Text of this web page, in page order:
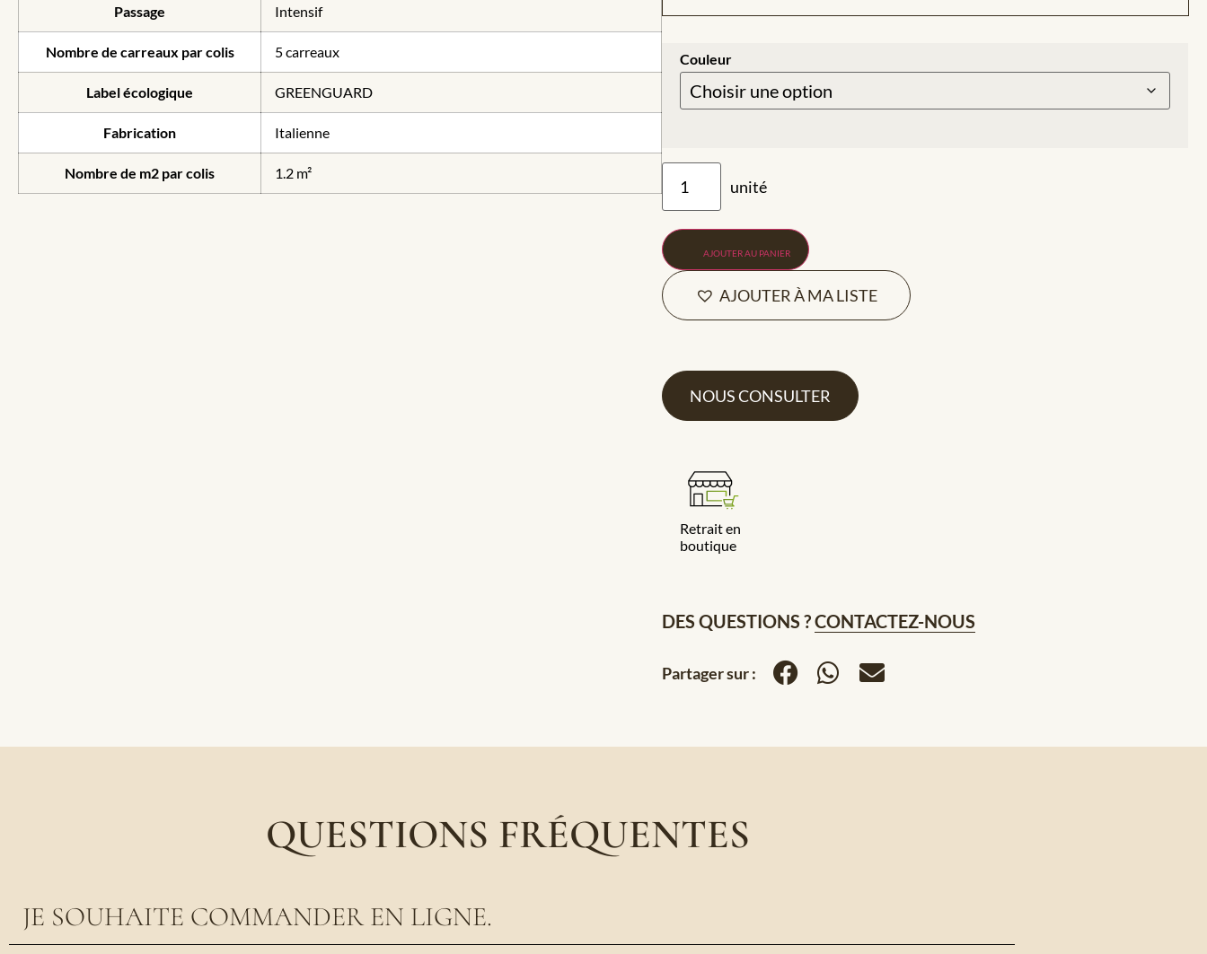
Passage Intensif
Nombre de carreaux par colis 5 carreaux
Label écologique GREENGUARD
Fabrication Italienne
Nombre de m2 par colis 1.2 m²
Couleur
AJOUTER AU PANIER
AJOUTER À MA LISTE
NOUS CONSULTER
Retrait en
boutique
DES QUESTIONS ?CONTACTEZ-NOUS
Partager sur :
QUESTIONS FRÉQUENTES
JE SOUHAITE COMMANDER EN LIGNE.